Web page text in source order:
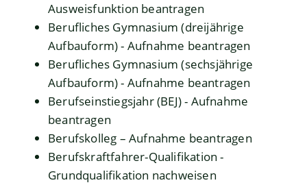
Ausweisfunktion beantragen
Berufliches Gymnasium (dreijährige
Aufbauform) - Aufnahme beantragen
Berufliches Gymnasium (sechsjährige
Aufbauform) - Aufnahme beantragen
Berufseinstiegsjahr (BEJ) - Aufnahme
beantragen
Berufskolleg – Aufnahme beantragen
Berufskraftfahrer-Qualifikation -
Grundqualifikation nachweisen